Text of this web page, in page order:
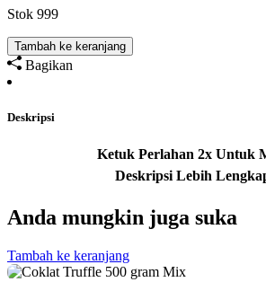
Stok 999
Tambah ke keranjang
Bagikan
Deskripsi
Anda mungkin juga suka
Tambah ke keranjang